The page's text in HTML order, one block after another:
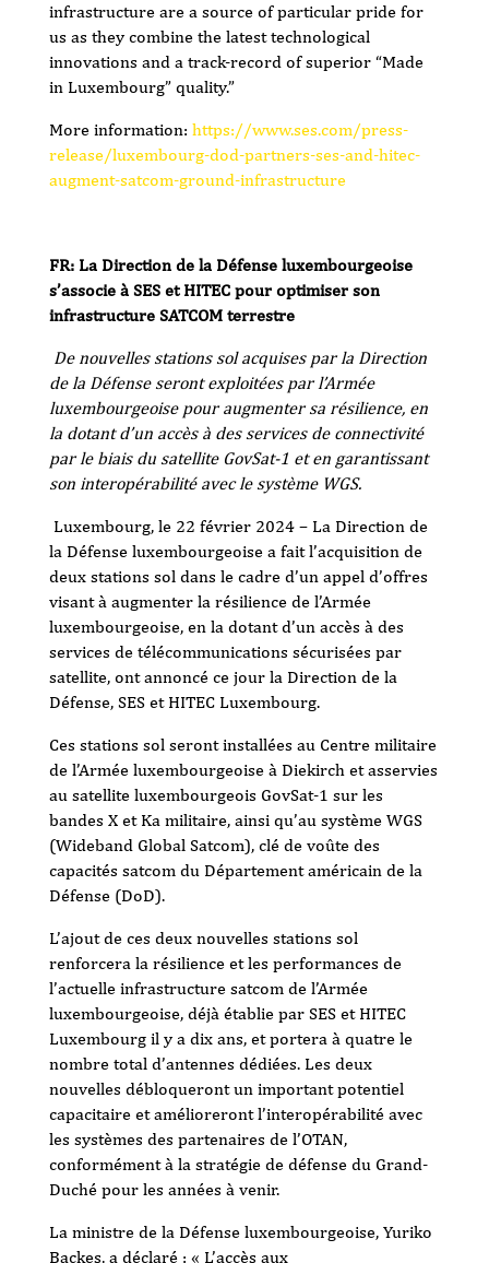
infrastructure are a source of particular pride for
us as they combine the latest technological
innovations and a track-record of superior “Made
in Luxembourg” quality.”
More information: https://www.ses.com/press-
release/luxembourg-dod-partners-ses-and-hitec-
augment-satcom-ground-infrastructure
FR: La Direction de la Défense luxembourgeoise
s’associe à SES et HITEC pour optimiser son
infrastructure SATCOM terrestre
De nouvelles stations sol acquises par la Direction
de la Défense seront exploitées par l’Armée
luxembourgeoise pour augmenter sa résilience, en
la dotant d’un accès à des services de connectivité
par le biais du satellite GovSat-1 et en garantissant
son interopérabilité avec le système WGS.
Luxembourg, le 22 février 2024 – La Direction de
la Défense luxembourgeoise a fait l’acquisition de
deux stations sol dans le cadre d’un appel d’offres
visant à augmenter la résilience de l’Armée
luxembourgeoise, en la dotant d’un accès à des
services de télécommunications sécurisées par
satellite, ont annoncé ce jour la Direction de la
Défense, SES et HITEC Luxembourg.
Ces stations sol seront installées au Centre militaire
de l’Armée luxembourgeoise à Diekirch et asservies
au satellite luxembourgeois GovSat-1 sur les
bandes X et Ka militaire, ainsi qu’au système WGS
(Wideband Global Satcom), clé de voûte des
capacités satcom du Département américain de la
Défense (DoD).
L’ajout de ces deux nouvelles stations sol
renforcera la résilience et les performances de
l’actuelle infrastructure satcom de l’Armée
luxembourgeoise, déjà établie par SES et HITEC
Luxembourg il y a dix ans, et portera à quatre le
nombre total d’antennes dédiées. Les deux
nouvelles débloqueront un important potentiel
capacitaire et amélioreront l’interopérabilité avec
les systèmes des partenaires de l’OTAN,
conformément à la stratégie de défense du Grand-
Duché pour les années à venir.
La ministre de la Défense luxembourgeoise, Yuriko
Backes, a déclaré : « L’accès aux